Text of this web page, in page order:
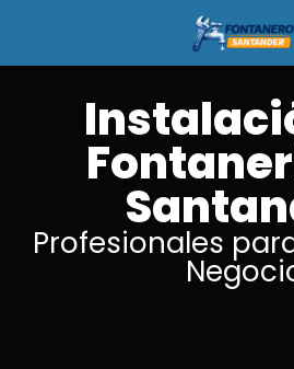
Profesionales